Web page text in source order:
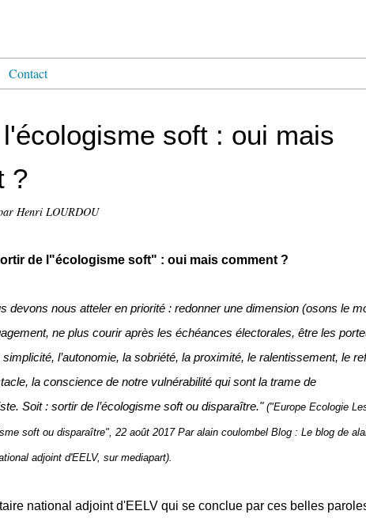
Contact
soft : oui mais
?
Henri LOURDOU
de l"écologisme soft" : oui mais comment ?
devons nous atteler en priorité : redonner une dimension (osons le
ne plus courir après les échéances électorales, être les
l’autonomie, la sobriété, la proximité, le ralentissement, le
la conscience de notre vulnérabilité qui sont la trame de
Soit : sortir de l’écologisme soft ou disparaître." ("Europe Ecologie
soft ou disparaître", 22 août 2017 Par alain coulombel Blog : Le blog de
adjoint d'EELV, sur mediapart).
national adjoint d'EELV qui se conclue par ces belles